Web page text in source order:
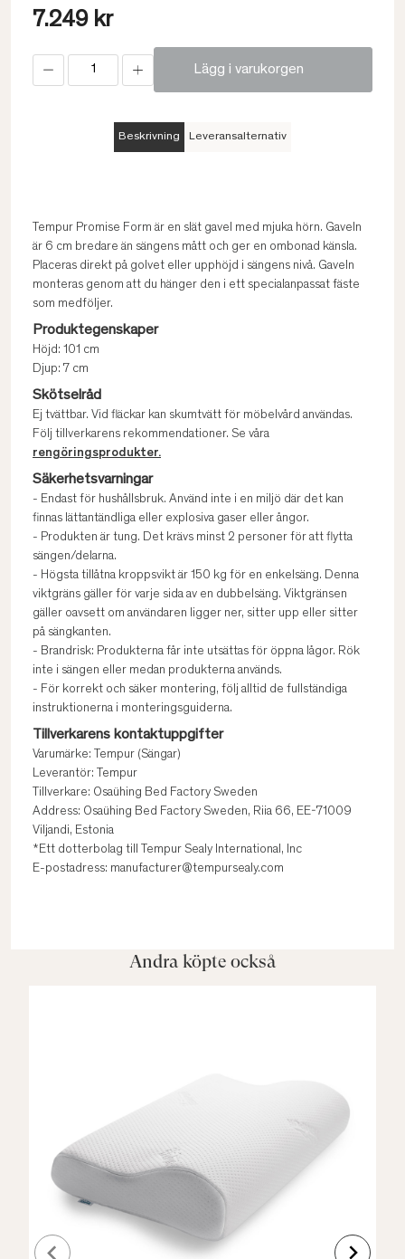
7.249 kr
Lägg i varukorgen
Beskrivning Leveransalternativ
Tempur Promise Form är en slät gavel med mjuka hörn. Gaveln
är 6 cm bredare än sängens mått och ger en ombonad känsla.
Placeras direkt på golvet eller upphöjd i sängens nivå. Gaveln
monteras genom att du hänger den i ett specialanpassat fäste
som medföljer.
Produktegenskaper
Höjd: 101 cm
Djup: 7 cm
Skötselråd
Ej tvättbar. Vid fläckar kan skumtvätt för möbelvård användas.
Följ tillverkarens rekommendationer. Se våra
rengöringsprodukter.
Säkerhetsvarningar
- Endast för hushållsbruk. Använd inte i en miljö där det kan
finnas lättantändliga eller explosiva gaser eller ångor.
- Produkten är tung. Det krävs minst 2 personer för att flytta
sängen/delarna.
- Högsta tillåtna kroppsvikt är 150 kg för en enkelsäng. Denna
viktgräns gäller för varje sida av en dubbelsäng. Viktgränsen
gäller oavsett om användaren ligger ner, sitter upp eller sitter
på sängkanten.
- Brandrisk: Produkterna får inte utsättas för öppna lågor. Rök
inte i sängen eller medan produkterna används.
- För korrekt och säker montering, följ alltid de fullständiga
instruktionerna i monteringsguiderna.
Tillverkarens kontaktuppgifter
Varumärke: Tempur (Sängar)
Leverantör: Tempur
Tillverkare: Osaühing Bed Factory Sweden
Address: Osaühing Bed Factory Sweden, Riia 66, EE-71009
Viljandi, Estonia
*Ett dotterbolag till Tempur Sealy International, Inc
E-postadress: manufacturer@tempursealy.com
Andra köpte också